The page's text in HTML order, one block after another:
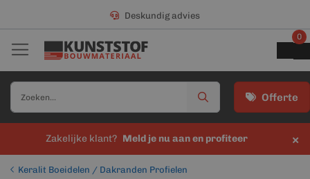
Deskundig advies
Offerte
0
Zakelijke klant? Meld je nu aan en profiteer ×
Keralit Boeidelen / Dakranden Profielen